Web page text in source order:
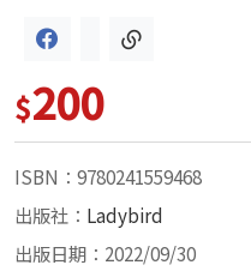
$200
ISBN：9780241559468
出版社： Ladybird
出版日期：2022/09/30